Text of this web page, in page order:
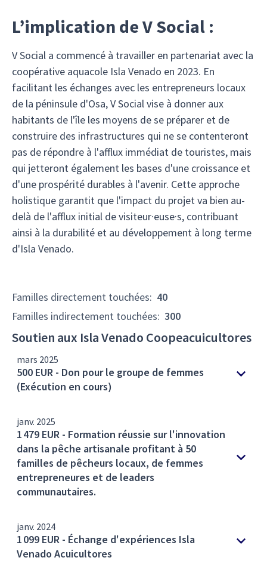
L’implication de V Social :
V Social a commencé à travailler en partenariat avec la
coopérative aquacole Isla Venado en 2023. En
facilitant les échanges avec les entrepreneurs locaux
de la péninsule d'Osa, V Social vise à donner aux
habitants de l'île les moyens de se préparer et de
construire des infrastructures qui ne se contenteront
pas de répondre à l'afflux immédiat de touristes, mais
qui jetteront également les bases d'une croissance et
d'une prospérité durables à l'avenir. Cette approche
holistique garantit que l'impact du projet va bien au-
delà de l'afflux initial de visiteur·euse·s, contribuant
ainsi à la durabilité et au développement à long terme
d'Isla Venado.
Familles directement touchées: 40
Familles indirectement touchées: 300
Soutien aux Isla Venado Coopeacuicultores
mars 2025
500 EUR - Don pour le groupe de femmes
(Exécution en cours)
janv. 2025
1 479 EUR - Formation réussie sur l'innovation
dans la pêche artisanale profitant à 50
familles de pêcheurs locaux, de femmes
entrepreneures et de leaders
communautaires.
janv. 2024
1 099 EUR - Échange d'expériences Isla
Venado Acuicultores